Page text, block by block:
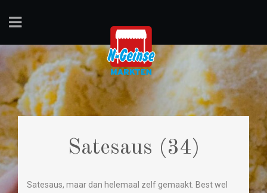
Satesaus (34)
Satesaus, maar dan helemaal zelf gemaakt. Best wel